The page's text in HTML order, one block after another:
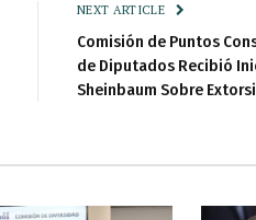
NEXT ARTICLE
Comisión de Puntos
de Diputados Recibió
Sheinbaum Sobre